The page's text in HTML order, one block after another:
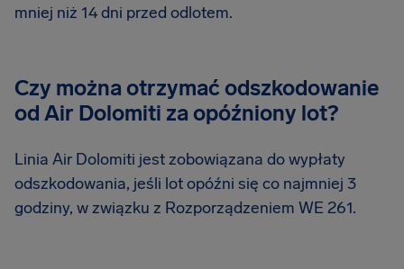
mniej niż 14 dni przed odlotem.
Czy można otrzymać odszkodowanie
od Air Dolomiti za opóźniony lot?
Linia Air Dolomiti jest zobowiązana do wypłaty
odszkodowania, jeśli lot opóźni się co najmniej 3
godziny, w związku z Rozporządzeniem WE 261.